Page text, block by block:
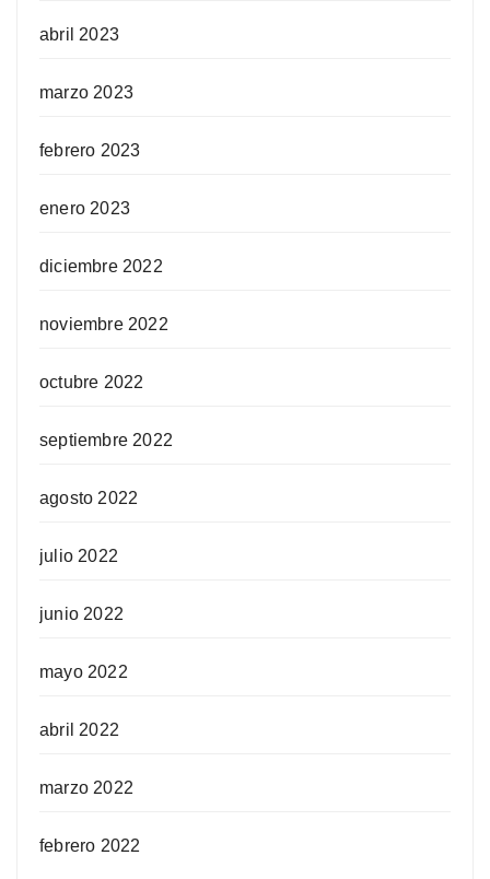
abril 2023
marzo 2023
febrero 2023
enero 2023
diciembre 2022
noviembre 2022
octubre 2022
septiembre 2022
agosto 2022
julio 2022
junio 2022
mayo 2022
abril 2022
marzo 2022
febrero 2022